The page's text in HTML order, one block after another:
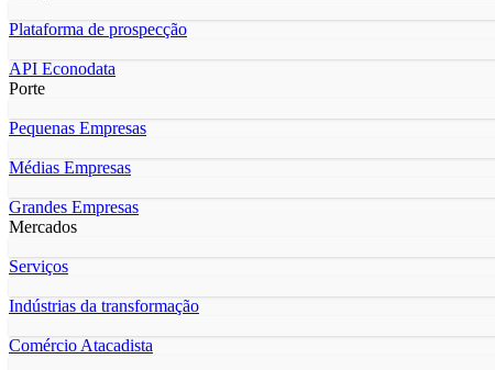
Plataforma de prospecção
API Econodata
Porte
Pequenas Empresas
Médias Empresas
Grandes Empresas
Mercados
Serviços
Indústrias da transformação
Comércio Atacadista